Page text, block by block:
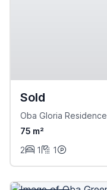
Sold
Oba Gloria Residence
75 m²
2
1 1